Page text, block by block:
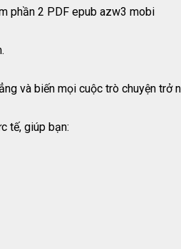
phần 2 PDF epub azw3 mobi
và biến mọi cuộc trò chuyện trở
tế, giúp bạn: